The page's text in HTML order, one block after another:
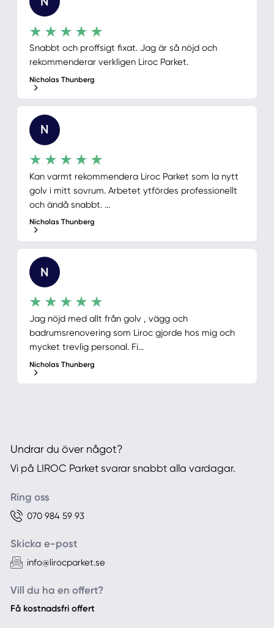
Snabbt och proffsigt fixat. Jag är så nöjd och
rekommenderar verkligen Liroc Parket.
Nicholas Thunberg
N
Kan varmt rekommendera Liroc Parket som la nytt
golv i mitt sovrum. Arbetet ytfördes professionellt
och ändå snabbt. ...
Nicholas Thunberg
N
Jag nöjd med allt från golv , vägg och
badrumsrenovering som Liroc gjorde hos mig och
mycket trevlig personal. Fi...
Nicholas Thunberg
Undrar du över något?
Vi på LIROC Parket svarar snabbt alla vardagar.
Ring oss
070 984 59 93
Skicka e-post
info@lirocparket.se
Vill du ha en offert?
Få kostnadsfri offert